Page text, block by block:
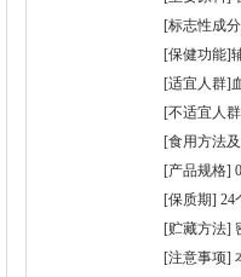
[标志性成
[保健功能]
[适宜人群]
[不适宜人
[食用方法
[产品规格]
[保质期] 24
[贮藏方法]
[注意事项]